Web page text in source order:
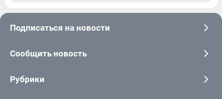
Подписаться на новости
Сообщить новость
Рубрики